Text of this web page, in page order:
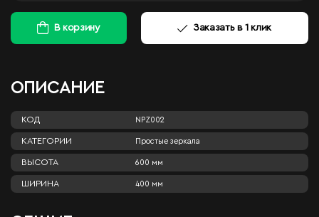
В корзину Заказать в 1 клик
ОПИСАНИЕ
КОД NPZ002
КАТЕГОРИИ Простые зеркала
ВЫСОТА 600 мм
ШИРИНА 400 мм